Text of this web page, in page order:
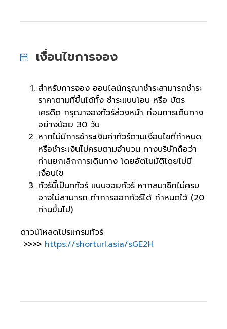
เงื่อนไขการจอง
สำหรับการจอง ออนไลน์กรุณาชำระสามารถชำระ
ราคาตามที่ขึ้นได้ทั้ง ชำระแบบโอน หรือ บัตร
เครดิต กรุณาจองทัวร์ล่วงหน้า ก่อนการเดินทาง
อย่างน้อย 30 วัน
หากไม่มีการชำระเงินค่าทัวร์ตามเงื่อนไขที่กำหนด
หรือชำระเงินไม่ครบตามจำนวน ทางบริษัทถือว่า
ท่านยกเลิกการเดินทาง โดยอัตโนมัติโดยไม่มี
เงื่อนไข
ทัวร์นี้เป็นททัวร์ แบบจอยทัวร์ หากสมาชิกไม่ครบ
อาจไม่สามารถ ทำการออกทัวร์ได้ กำหนดไว้ (20
ท่านขึ้นไป)
ดาวน์โหลดโปรแกรมทัวร์
>>>> https://shorturl.asia/sGE2H